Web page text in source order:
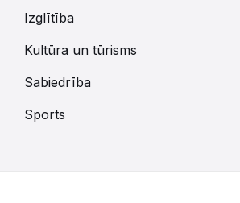
Izglītība
Kultūra un tūrisms
Sabiedrība
Sports